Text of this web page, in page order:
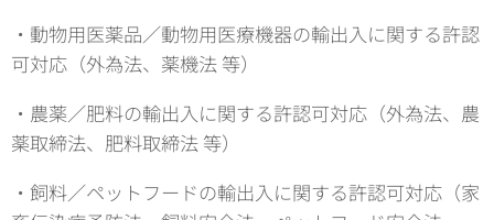
・動物用医薬品／動物用医療機器の輸出入に関する許認
可対応（外為法、薬機法 等）
・農薬／肥料の輸出入に関する許認可対応（外為法、農
薬取締法、肥料取締法 等）
・飼料／ペットフードの輸出入に関する許認可対応（家